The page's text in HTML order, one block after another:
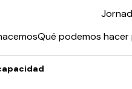
Qué podemos